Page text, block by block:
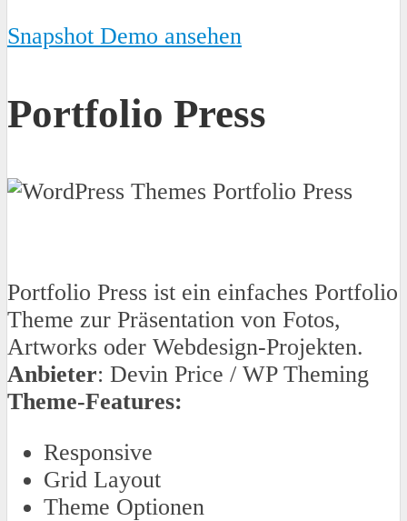
Snapshot Demo ansehen
Portfolio Press
Portfolio Press ist ein einfaches Portfolio
Theme zur Präsentation von Fotos,
Artworks oder Webdesign-Projekten.
Anbieter: Devin Price / WP Theming
Theme-Features:
Responsive
Grid Layout
Theme Optionen